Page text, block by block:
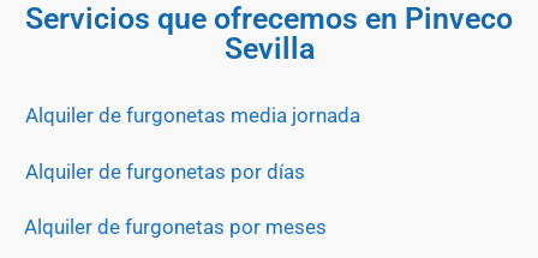
Servicios que ofrecemos en Pinveco
Sevilla
Alquiler de furgonetas media jornada
Alquiler de furgonetas por días
Alquiler de furgonetas por meses